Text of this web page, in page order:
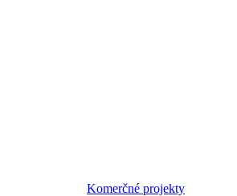
Komerčné projekty